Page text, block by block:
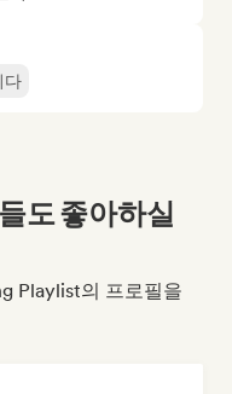
다
도 좋아하실
Playlist의 프로필을